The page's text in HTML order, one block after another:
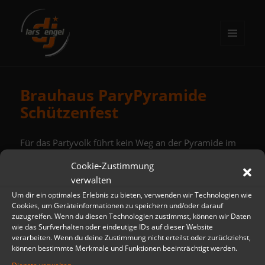
Cookie-Zustimmung
verwalten
Um dir ein optimales Erlebnis zu bieten, verwenden wir Technologien wie
Cookies, um Geräteinformationen zu speichern und/oder darauf
zuzugreifen. Wenn du diesen Technologien zustimmst, können wir Daten
wie das Surfverhalten oder eindeutige IDs auf dieser Website
verarbeiten. Wenn du deine Zustimmung nicht erteilst oder zurückziehst,
können bestimmte Merkmale und Funktionen beeinträchtigt werden.
Brauhaus ParyPyramide
Schützenfest
Für das Partyvolk führt kein Weg an der Pyramide im
Ich freue mich auf eine tolle „Frühschicht“ (bis 21:30)
Beitragsnavigation
VORHERIGER
Vorheriger
Brauhaus PartyPyramide Schützenfest